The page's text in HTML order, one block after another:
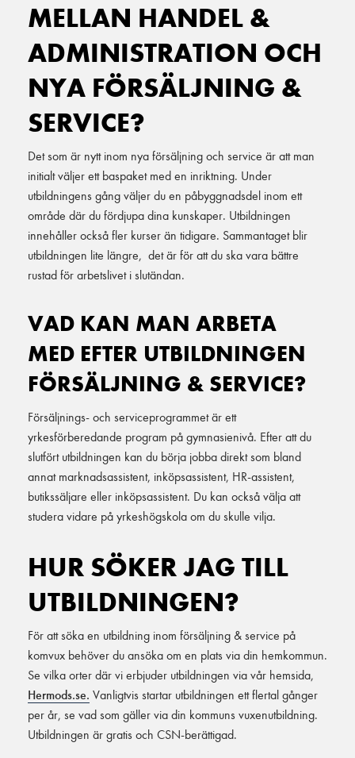
MELLAN HANDEL &
ADMINISTRATION OCH
NYA FÖRSÄLJNING &
SERVICE?
Det som är nytt inom nya försäljning och service är att man
initialt väljer ett baspaket med en inriktning. Under
utbildningens gång väljer du en påbyggnadsdel inom ett
område där du fördjupa dina kunskaper. Utbildningen
innehåller också fler kurser än tidigare. Sammantaget blir
utbildningen lite längre, det är för att du ska vara bättre
rustad för arbetslivet i slutändan.
VAD KAN MAN ARBETA
MED EFTER UTBILDNINGEN
FÖRSÄLJNING & SERVICE?
Försäljnings- och serviceprogrammet är ett
yrkesförberedande program på gymnasienivå. Efter att du
slutfört utbildningen kan du börja jobba direkt som bland
annat marknadsassistent, inköpsassistent, HR-assistent,
butikssäljare eller inköpsassistent. Du kan också välja att
studera vidare på yrkeshögskola om du skulle vilja.
HUR SÖKER JAG TILL
UTBILDNINGEN?
För att söka en utbildning inom försäljning & service på
komvux behöver du ansöka om en plats via din hemkommun.
Se vilka orter där vi erbjuder utbildningen via vår hemsida,
Hermods.se. Vanligtvis startar utbildningen ett flertal gånger
per år, se vad som gäller via din kommuns vuxenutbildning.
Utbildningen är gratis och CSN-berättigad.